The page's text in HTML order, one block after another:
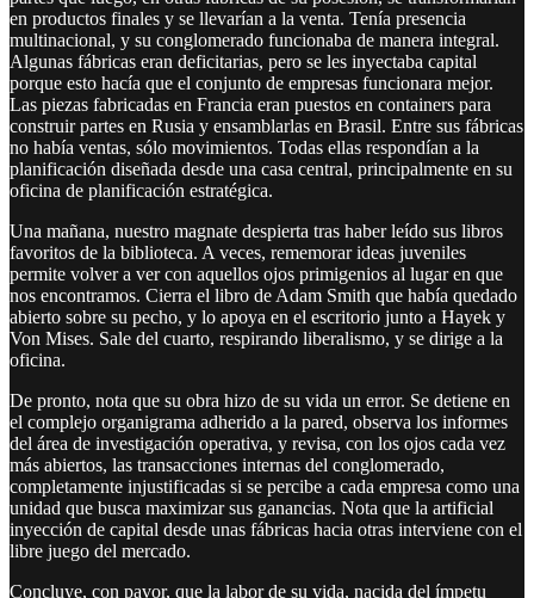
en productos finales y se llevarían a la venta. Tenía presencia
multinacional, y su conglomerado funcionaba de manera integral.
Algunas fábricas eran deficitarias, pero se les inyectaba capital
porque esto hacía que el conjunto de empresas funcionara mejor.
Las piezas fabricadas en Francia eran puestos en containers para
construir partes en Rusia y ensamblarlas en Brasil. Entre sus fábricas
no había ventas, sólo movimientos. Todas ellas respondían a la
planificación diseñada desde una casa central, principalmente en su
oficina de planificación estratégica.
Una mañana, nuestro magnate despierta tras haber leído sus libros
favoritos de la biblioteca. A veces, rememorar ideas juveniles
permite volver a ver con aquellos ojos primigenios al lugar en que
nos encontramos. Cierra el libro de Adam Smith que había quedado
abierto sobre su pecho, y lo apoya en el escritorio junto a Hayek y
Von Mises. Sale del cuarto, respirando liberalismo, y se dirige a la
oficina.
De pronto, nota que su obra hizo de su vida un error. Se detiene en
el complejo organigrama adherido a la pared, observa los informes
del área de investigación operativa, y revisa, con los ojos cada vez
más abiertos, las transacciones internas del conglomerado,
completamente injustificadas si se percibe a cada empresa como una
unidad que busca maximizar sus ganancias. Nota que la artificial
inyección de capital desde unas fábricas hacia otras interviene con el
libre juego del mercado.
Concluye, con pavor, que la labor de su vida, nacida del ímpetu